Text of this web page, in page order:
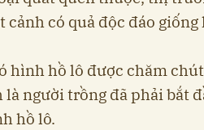
cảnh có quả độc đáo
hình hồ lô được chăm
người trồng đã phải bắt
hồ lô.